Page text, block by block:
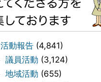
活動報告 (4,841)
議員活動 (3,124)
地域活動 (655)